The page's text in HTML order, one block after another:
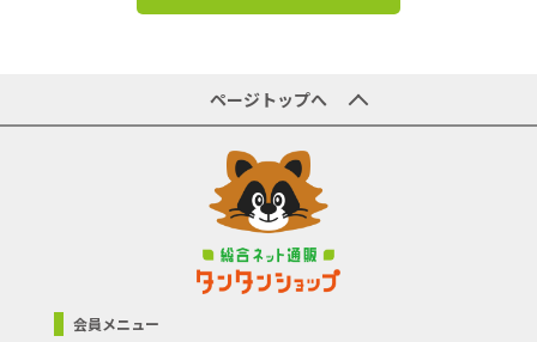
ページトップへ
会員メニュー